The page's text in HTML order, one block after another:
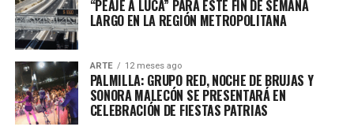
“PEAJE A LUCA” PARA ESTE FIN DE SEMANA
LARGO EN LA REGIÓN METROPOLITANA
ARTE 12 meses ago
PALMILLA: GRUPO RED, NOCHE DE BRUJAS Y
SONORA MALECÓN SE PRESENTARÁ EN
CELEBRACIÓN DE FIESTAS PATRIAS